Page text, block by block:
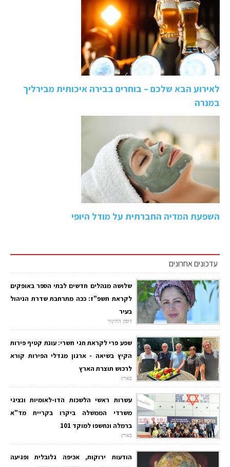
לאירוע הבא שלכם – בוחרים בבירה איכותית מבירליך
במנרה
השפעת המדיה החברתית על מודל היופי
עדכונים אחרונים
שלושה מנהלים חדשים לבתי הספר באופקים
לקראת תשפ"ז: ככה מתרחבת שדרת הניהול
בעיר
דופק החינוך
שפע פרי לקראת חגי תשרי: עונת קטיף פירות
הקיץ בשיאה - ארגון מגדלי הפירות קורא
לרכוש תוצרת הארץ
בארץ
עשרות ראשי הלשכות הדו-לאומיות ונציגי
משרדי הממשלה ביקרו בקריית מד"א
ברמלה ונחשפו למוקד 101
בארץ
הודעות ירוקות, אכיפה גלובלית ופגיעה